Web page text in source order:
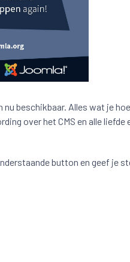
beschikbaar. Alles wat je
over het CMS en alle
button en geef je